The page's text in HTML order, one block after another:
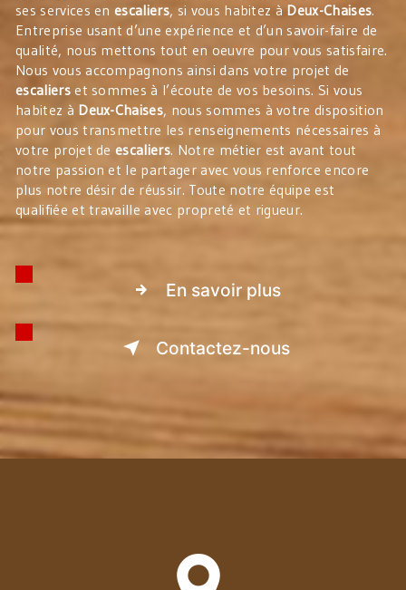
ses services enescaliers, si vous habitez à Deux-Chaises.
Entreprise usant d’une expérience et d’un savoir-faire de
qualité, nous mettons tout en oeuvre pour vous satisfaire.
Nous vous accompagnons ainsi dans votre projet de
escalierset sommes à l’écoute de vos besoins. Si vous
habitez à Deux-Chaises, nous sommes à votre disposition
pour vous transmettre les renseignements nécessaires à
votre projet deescaliers. Notre métier est avant tout
notre passion et le partager avec vous renforce encore
plus notre désir de réussir. Toute notre équipe est
qualifiée et travaille avec propreté et rigueur.
En savoir plus
Contactez-nous